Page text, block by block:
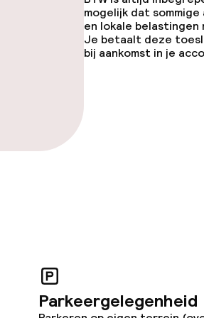
Diner à la carte
mogelijk dat
en lokale
Je betaalt deze
bij aankomst in je
Parkeergelegenheid